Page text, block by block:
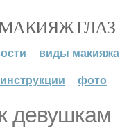
ГЛАЗ
виды макияжа
инструкции
фото
девушкам